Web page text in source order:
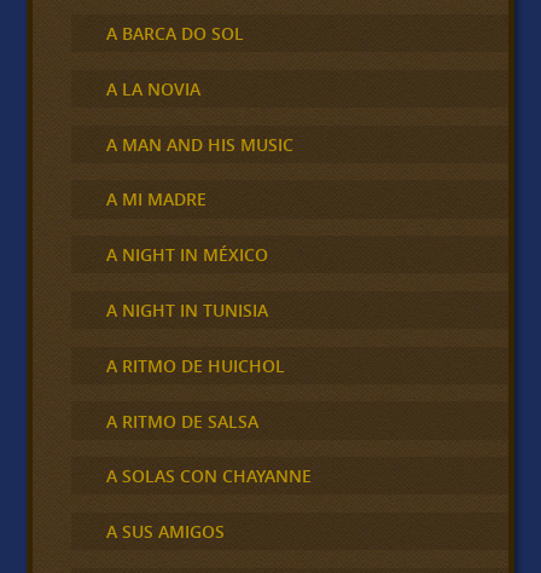
A BARCA DO SOL
A LA NOVIA
A MAN AND HIS MUSIC
A MI MADRE
A NIGHT IN MÉXICO
A NIGHT IN TUNISIA
A RITMO DE HUICHOL
A RITMO DE SALSA
A SOLAS CON CHAYANNE
A SUS AMIGOS